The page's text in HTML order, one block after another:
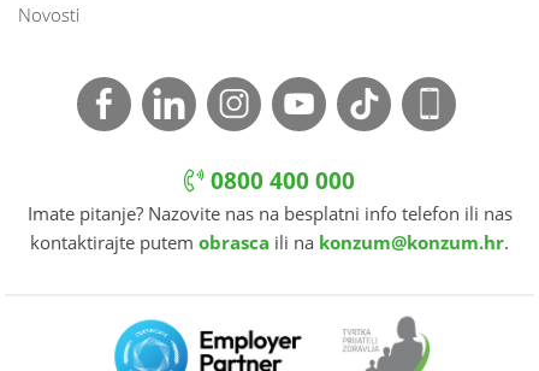
Novosti
0800 400 000
Imate pitanje? Nazovite nas na besplatni info telefon ili nas
kontaktirajte putem obrasca ili na konzum@konzum.hr.